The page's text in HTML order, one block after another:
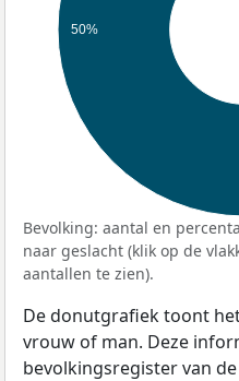
50%
Bevolking: aantal en
naar geslacht (klik op de
aantallen te zien).
De donutgrafiek toont
vrouw of man. Deze
bevolkingsregister van